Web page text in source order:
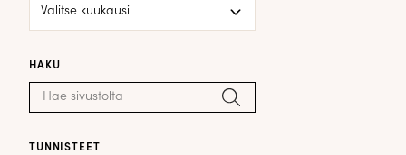
HAKU
Haku: Hae
TUNNISTEET